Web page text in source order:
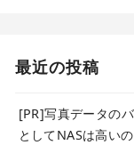
最近の投稿
[PR]写真データの
としてNASは高い